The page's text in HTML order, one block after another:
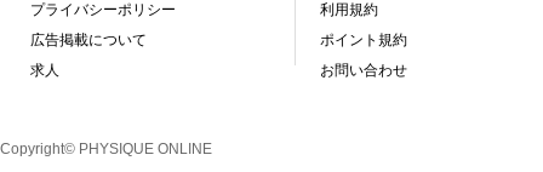
プライバシーポリシー
広告掲載について
求人
利用規約
ポイント規約
お問い合わせ
Copyright© PHYSIQUE ONLINE